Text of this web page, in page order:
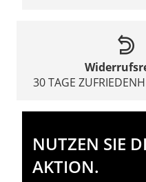
30 TAGE
NUTZEN SIE
AKTION.